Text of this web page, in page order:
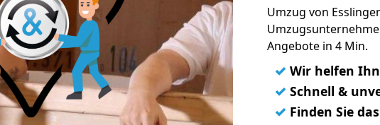
Umzug von
Angebote in 4 Min.
✓ Wir helfen
✓ Schnell &
✓ Finden Sie